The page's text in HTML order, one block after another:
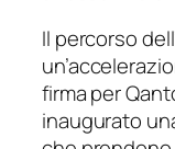
Il percorso
firma per
inaugurato